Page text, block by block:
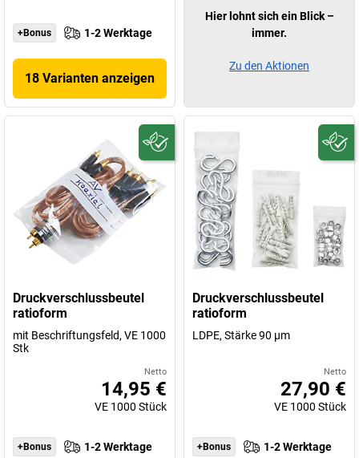
+Bonus 1-2 Werktage
18 Varianten anzeigen
Druckverschlussbeutel
ratioform
mit Beschriftungsfeld, VE 1000
Stk
Netto
14,95 €
VE 1000 Stück
+Bonus 1-2 Werktage
Druckverschlussbeutel
ratioform
LDPE, Stärke 90 µm
Netto
27,90 €
VE 1000 Stück
+Bonus 1-2 Werktage
Hier lohnt sich ein Blick –
immer.
Zu den Aktionen